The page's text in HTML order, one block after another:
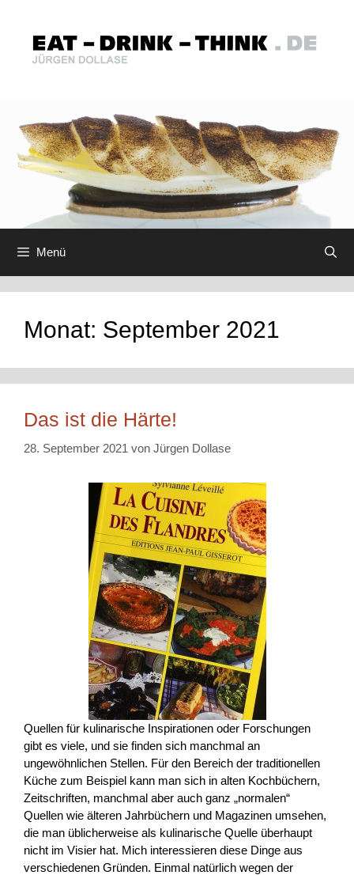
springen
Menü
Monat: September 2021
Das ist die Härte!
28. September 2021 von Jürgen Dollase
Quellen für kulinarische Inspirationen oder Forschungen
gibt es viele, und sie finden sich manchmal an
ungewöhnlichen Stellen. Für den Bereich der traditionellen
Küche zum Beispiel kann man sich in alten Kochbüchern,
Zeitschriften, manchmal aber auch ganz „normalen“
Quellen wie älteren Jahrbüchern und Magazinen umsehen,
die man üblicherweise als kulinarische Quelle überhaupt
nicht im Visier hat. Mich interessieren diese Dinge aus
verschiedenen Gründen. Einmal natürlich wegen der